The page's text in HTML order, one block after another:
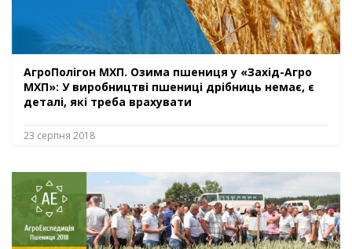
АгроПолігон МХП. Озима пшениця у «Захід-Агро
МХП»: У виробництві пшениці дрібниць немає, є
деталі, які треба врахувати
23 серпня 2018